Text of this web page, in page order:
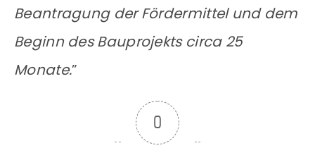
Beantragung der Fördermittel und dem
Beginn des Bauprojekts circa 25
Monate.”
0